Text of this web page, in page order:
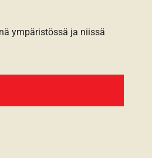
ympäristössä ja niissä